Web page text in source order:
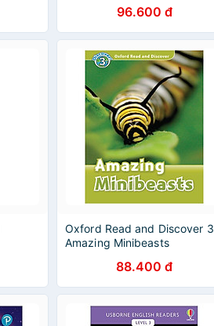
96.600 đ
Oxford Read and Discover 3
Amazing Minibeasts
88.400 đ